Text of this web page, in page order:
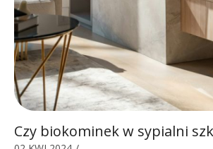
Czy biokominek w sypialni